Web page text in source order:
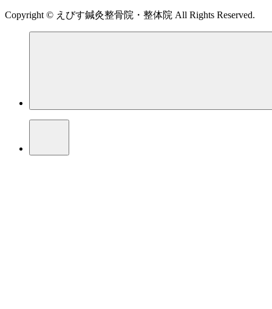
Copyright © えびす鍼灸整骨院・整体院 All Rights Reserved.